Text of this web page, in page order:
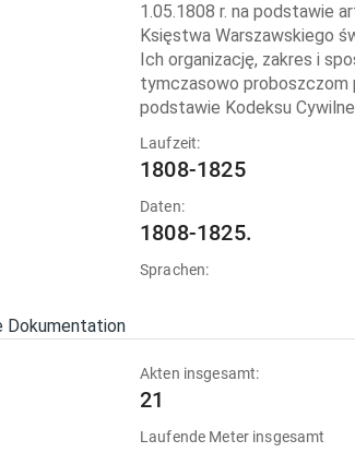
1.05.1808 r. na podstawie
Księstwa Warszawskiego
Ich organizację, zakres i
tymczasowo proboszczom
podstawie Kodeksu
Laufzeit:
1808-1825
Daten:
1808-1825.
Sprachen:
Dokumentation
Akten insgesamt:
21
Laufende Meter insgesamt